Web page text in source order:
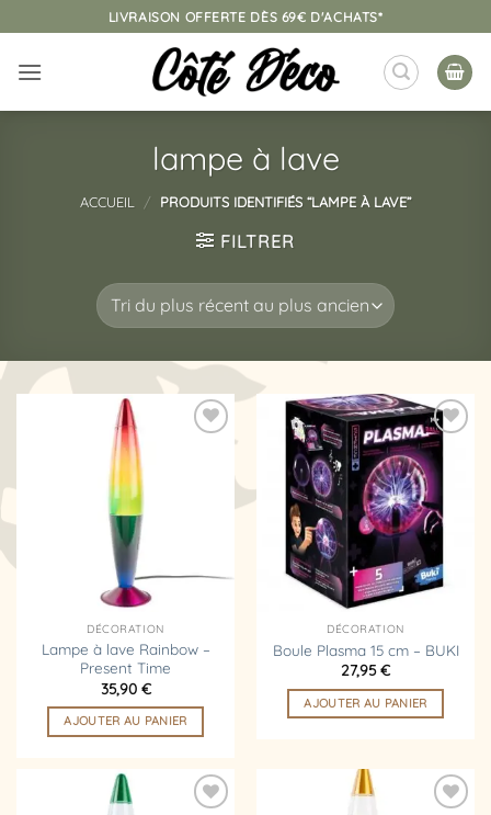
au
contenu
LIVRAISON OFFERTE DÈS 69€ D'ACHATS*
lampe à lave
ACCUEIL / PRODUITS IDENTIFIÉS “LAMPE À LAVE”
FILTRER
DÉCORATION
Lampe à lave Rainbow –
Present Time
35,90 €
AJOUTER AU PANIER
Ajouter
à la
d’envies
DÉCORATION
Boule Plasma 15 cm – BUKI
27,95€
AJOUTER AU PANIER